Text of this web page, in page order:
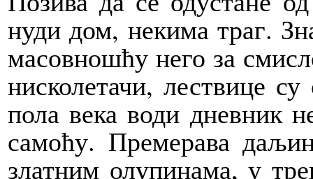
нуди дом, некима траг.
масовношћу него за
нисколетачи, лествице
пола века води дневник
самоћу. Премерава
златним олупинама, у